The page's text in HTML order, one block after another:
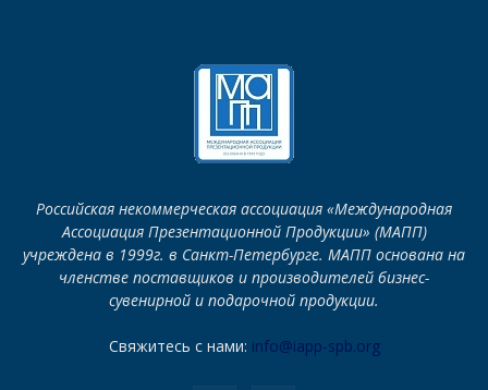
Российская некоммерческая ассоциация «Международная
Ассоциация Презентационной Продукции» (МАПП)
учреждена в 1999г. в Санкт-Петербурге. МАПП основана на
членстве поставщиков и производителей бизнес-
сувенирной и подарочной продукции.
Свяжитесь с нами: info@iapp-spb.org